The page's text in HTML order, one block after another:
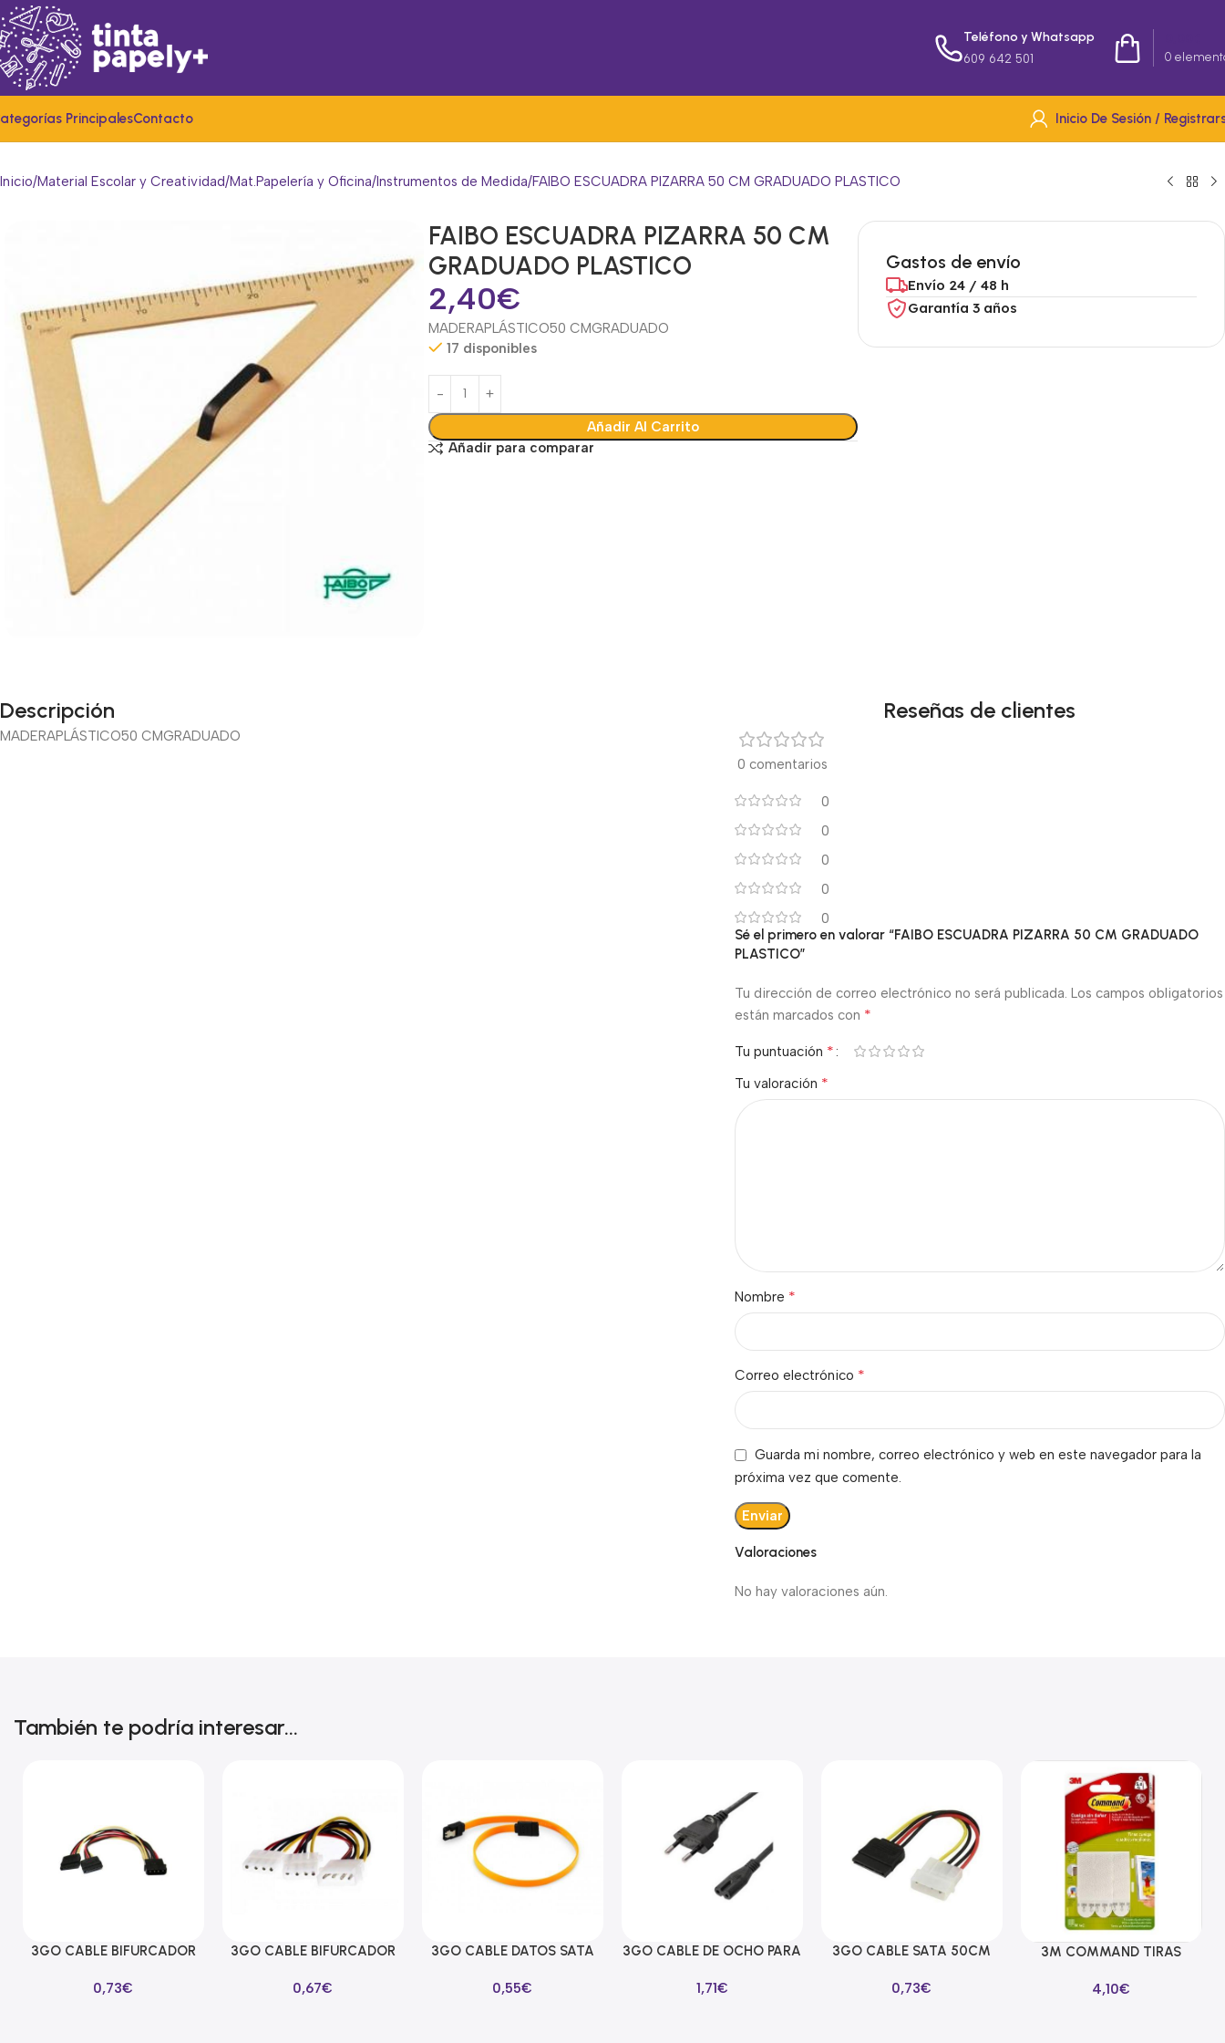
Teléfono y Whatsapp
609 642 501 0
PrincipalesContacto Inicio De Sesión /
Inicio Material Escolar y Creatividad Mat.Papelería y Oficina Instrumentos de Medida FAIBO ESCUADRA PIZARRA 50 CM GRADUADO PLASTICO
FAIBO ESCUADRA PIZARRA 50 CM
GRADUADO PLASTICO
2,40€
MADERAPLÁSTICO50 CMGRADUADO
17 disponibles
Añadir Al Carrito
Añadir para comparar
Gastos de envío
Envío 24 / 48 h
Garantía 3 años
Descripción
MADERAPLÁSTICO50 CMGRADUADO
Reseñas de clientes
0 comentarios
0
0
0
0
0
Valoraciones
No hay valoraciones aún.
Sé el primero en valorar “FAIBO ESCUADRA PIZARRA 50 CM GRADUADO
PLASTICO”
Tu dirección de correo electrónico no será publicada. Los campos obligatorios
están marcados con *
Tu puntuación *
Tu valoración *
Nombre *
Correo electrónico *
Guarda mi nombre, correo electrónico y web en este navegador para la
próxima vez que comente.
También te podría interesar...
Añadir Al Carrito
3GO CABLE BIFURCADOR
0,73€
Añadir Al Carrito
3GO CABLE BIFURCADOR
0,67€
Añadir Al Carrito
3GO CABLE DATOS SATA
AMARILLO
0,55€
Añadir Al Carrito
3GO CABLE DE OCHO PARA
1,71€
Añadir Al Carrito
3GO CABLE SATA 50CM
0,73€
Añadir Al Carrito
3M COMMAND TIRAS
BLANCAS MEDIANAS
4,10€